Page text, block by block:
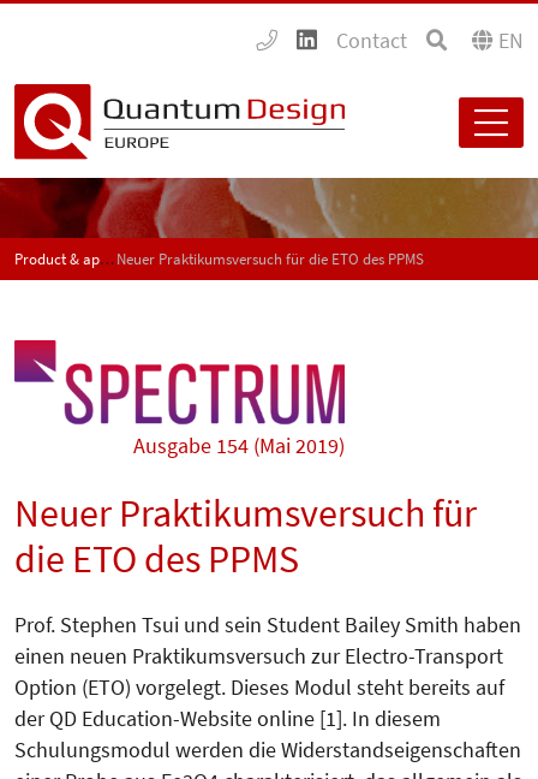
Contact EN
Product & application news - SPECTRUMNeuer Praktikumsversuch für die ETO des PPMS
Ausgabe 154 (Mai 2019)
Neuer Praktikumsversuch für
die ETO des PPMS
Prof. Stephen Tsui und sein Student Bailey Smith haben
einen neuen Praktikumsversuch zur Electro-Trans­port
Option (ETO) vorgelegt. Dieses Modul steht bereits auf
der QD Education-Website online [1]. In diesem
Schulungsmodul werden die Widerstandseigenschaften